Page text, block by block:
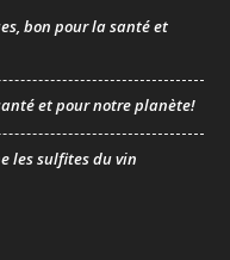
bon pour la santé et
et pour notre planète!
les sulfites du vin